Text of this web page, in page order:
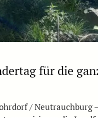
für die
/ Neutrauchburg